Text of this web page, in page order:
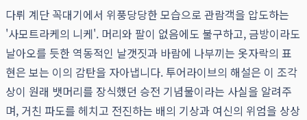
다뤼 계단 꼭대기에서 위풍당당한 모습으로 관람객을 압도하는
'사모트라케의 니케'. 머리와 팔이 없음에도 불구하고, 금방이라도
날아오를 듯한 역동적인 날갯짓과 바람에 나부끼는 옷자락의 표
현은 보는 이의 감탄을 자아냅니다. 투어라이브의 해설은 이 조각
상이 원래 뱃머리를 장식했던 승전 기념물이라는 사실을 알려주
며, 거친 파도를 헤치고 전진하는 배의 기상과 여신의 위엄을 상상